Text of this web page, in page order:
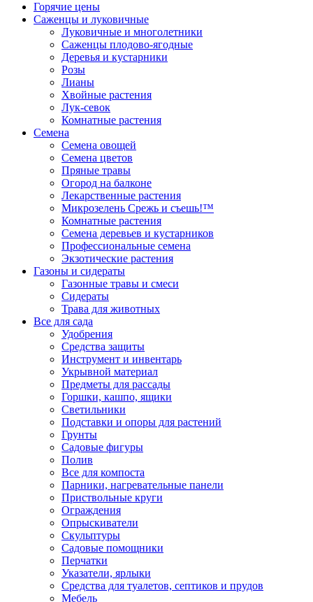
Горячие цены
Саженцы и луковичные
Луковичные и многолетники
Саженцы плодово-ягодные
Деревья и кустарники
Розы
Лианы
Хвойные растения
Лук-севок
Комнатные растения
Семена
Семена овощей
Семена цветов
Пряные травы
Огород на балконе
Лекарственные растения
Микрозелень Срежь и съешь!™
Комнатные растения
Семена деревьев и кустарников
Профессиональные семена
Экзотические растения
Газоны и сидераты
Газонные травы и смеси
Сидераты
Трава для животных
Все для сада
Удобрения
Средства защиты
Инструмент и инвентарь
Укрывной материал
Предметы для рассады
Горшки, кашпо, ящики
Светильники
Подставки и опоры для растений
Грунты
Садовые фигуры
Полив
Все для компоста
Парники, нагревательные панели
Приствольные круги
Ограждения
Опрыскиватели
Скульптуры
Садовые помощники
Перчатки
Указатели, ярлыки
Средства для туалетов, септиков и прудов
Мебель